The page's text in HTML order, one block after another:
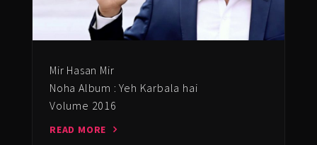
Mir Hasan Mir
Noha Album : Yeh Karbala hai
Volume 2016
READ MORE